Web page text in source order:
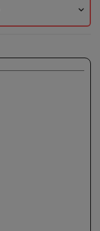
expand_more